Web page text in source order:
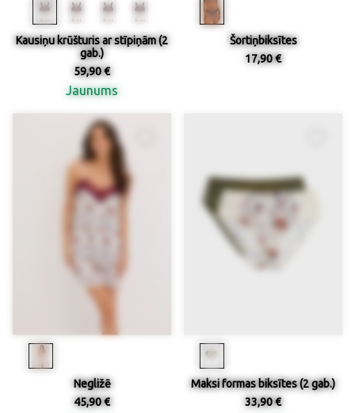
Kausiņu krūšturis ar stīpiņām (2
gab.)
59,90 €
Jaunums
Šortiņbiksītes
17,90 €
Negližē
45,90 €
Maksi formas biksītes (2 gab.)
33,90 €